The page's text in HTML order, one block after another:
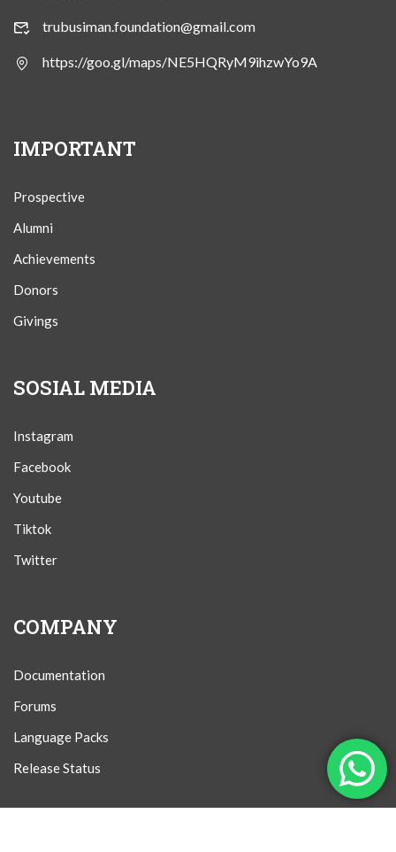
trubusiman.foundation@gmail.com
https://goo.gl/maps/NE5HQRyM9ihzwYo9A
IMPORTANT
Prospective
Alumni
Achievements
Donors
Givings
SOSIAL MEDIA
Instagram
Facebook
Youtube
Tiktok
Twitter
COMPANY
Documentation
Forums
Language Packs
Release Status